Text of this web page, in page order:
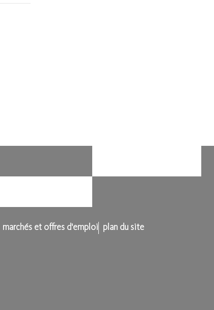
marchés et offres d'emploi plan du site